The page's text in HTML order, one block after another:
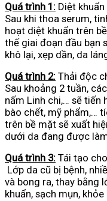
Quá trình 1: Diệt
Sau khi thoa serum,
hoạt diệt khuẩn trên
thế giai đoạn đầu bạn
khô lại, xẹp dần, da
Quá trình 2: Thải độc
Sau khoảng 2 tuần,
nấm Linh chi,… sẽ tiến
bào chết, mỹ phẩm,…
trên bề mặt sẽ xuất
dưới da đang được
Quá trình 3: Tái tạo
Lớp da cũ bị bệnh,
và bong ra, thay bằng
khuẩn, sạch mụn,